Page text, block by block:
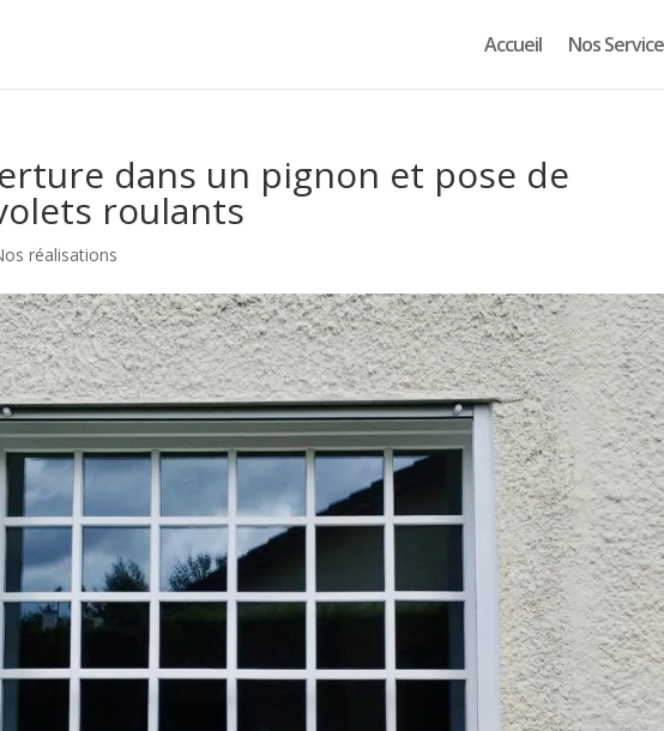
Accueil Nos
dans un pignon et pose de
roulants
réalisations